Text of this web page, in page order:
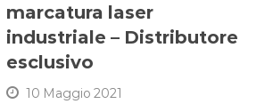
marcatura laser
industriale – Distributore
esclusivo
10 Maggio 2021